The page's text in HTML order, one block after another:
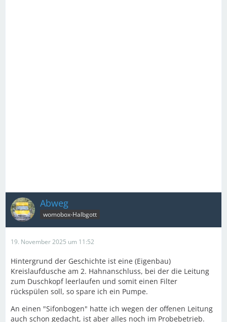
Abweg
womobox-Halbgott
19. November 2025 um 11:52
Hintergrund der Geschichte ist eine (Eigenbau)
Kreislaufdusche am 2. Hahnanschluss, bei der die Leitung
zum Duschkopf leerlaufen und somit einen Filter
rückspülen soll, so spare ich ein Pumpe.
An einen "Sifonbogen" hatte ich wegen der offenen Leitung
auch schon gedacht, ist aber alles noch im Probebetrieb.